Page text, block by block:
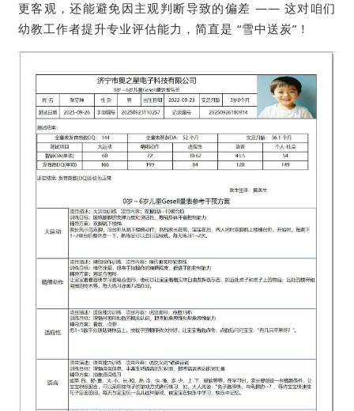
更客观，还能避免因主观判断导致的偏差 —— 这对咱们
幼教工作者提升专业评估能力，简直是 “雪中送炭”！